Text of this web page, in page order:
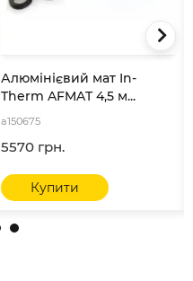
Алюмінієвий мат In-
Therm AFMAT 4,5 м...
a150675
5570 грн.
Купити